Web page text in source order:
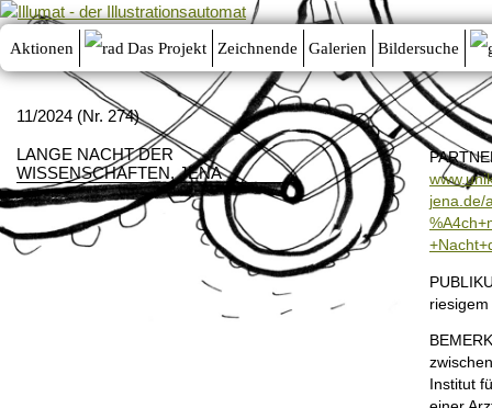
Aktionen Das Projekt Zeichnende Galerien Bildersuche
11/2024 (Nr. 274)
LANGE NACHT DER
WISSENSCHAFTEN, JENA
jena.de/
Institut